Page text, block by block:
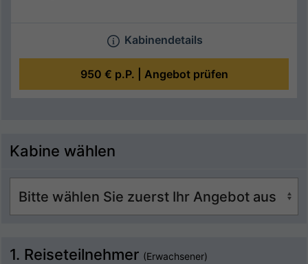
Kabinendetails
950 € p.P. | Angebot prüfen
Kabine wählen
1. Reiseteilnehmer (Erwachsener)